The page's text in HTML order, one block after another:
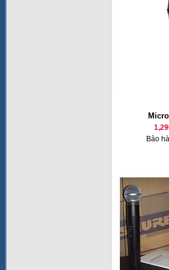
Bảo